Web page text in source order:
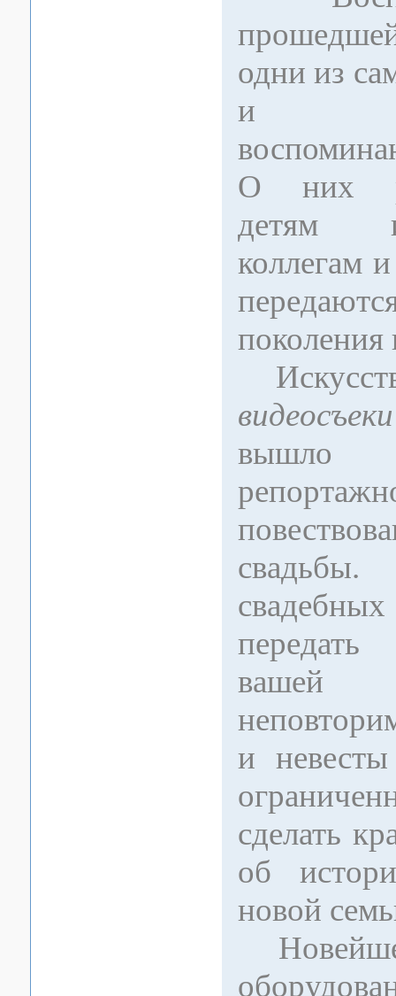
одни из
и
О них
детям
коллегам
поколения
видеосъеки
вышло
вашей
и
сделать
об
новой